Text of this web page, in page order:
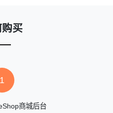
买
1
商城后台